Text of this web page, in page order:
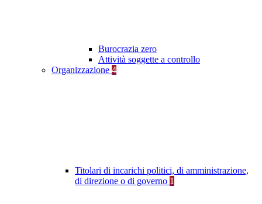
Burocrazia zero
Attività soggette a controllo
Organizzazione 4
Titolari di incarichi politici, di amministrazione,
di direzione o di governo 1